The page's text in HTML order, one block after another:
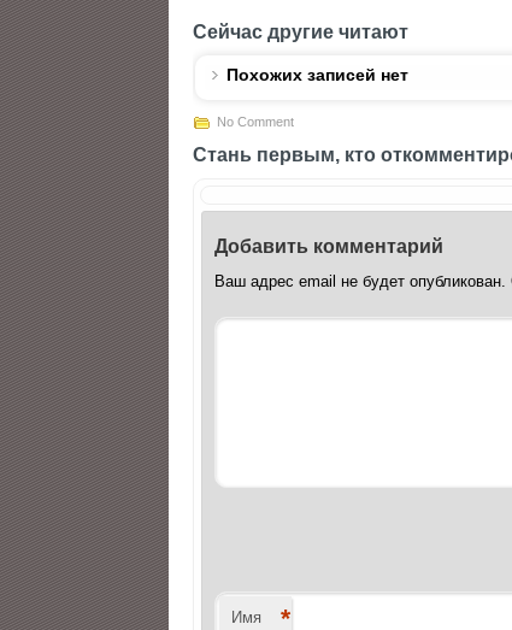
Сейчас другие читают
Похожих записей нет
No Comment
Стань первым, кто
Добавить комментарий
Ваш адрес email не будет опубликован.
Имя *